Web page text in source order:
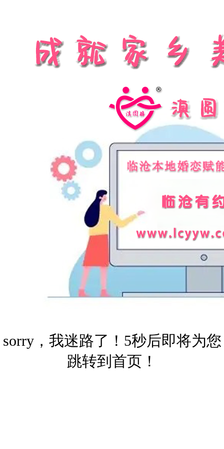
sorry，我迷路了！5秒后即将为您
跳转到首页！